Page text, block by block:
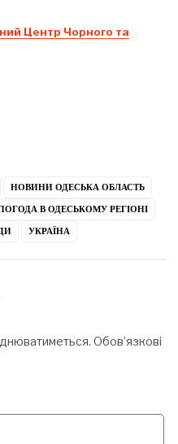
Центр Чорного та
НОВИНИ ОДЕСЬКА ОБЛАСТЬ
В ОДЕСЬКОМУ РЕГІОНІ
УКРАЇНА
Обов’язкові